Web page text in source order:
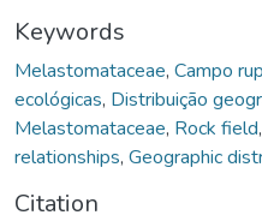
Keywords
Melastomataceae, Campo
ecológicas, Distribuição
Melastomataceae, Rock field,
relationships, Geographic
Citation